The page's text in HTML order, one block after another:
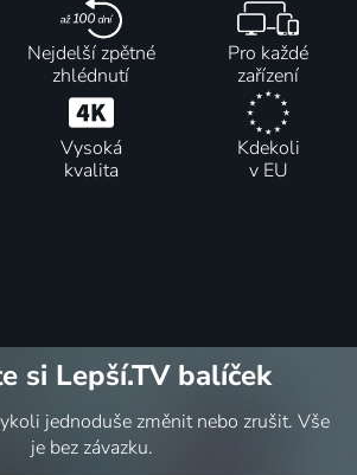
Nejdelší zpětné
zhlédnutí
Pro každé
zařízení
Vysoká
kvalita
Kdekoli
v EU
si Lepší.TV balíček
jednoduše změnit nebo zrušit. Vše
je bez závazku.